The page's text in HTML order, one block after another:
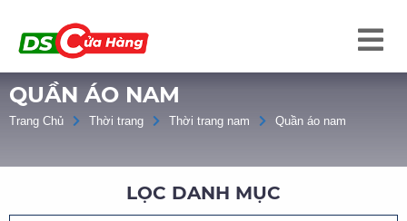
QUẦN ÁO NAM
Trang Chủ Thời trang Thời trang nam Quần áo nam
LỌC DANH MỤC